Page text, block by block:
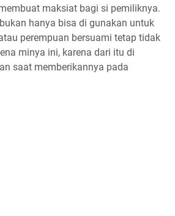
maksiat bagi si pemiliknya.
hanya bisa di gunakan untuk
perempuan bersuami tetap tidak
minya ini, karena dari itu di
saat memberikannya pada